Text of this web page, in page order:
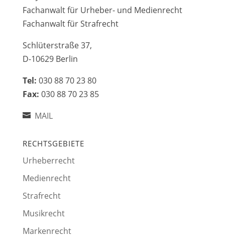
Fachanwalt für Urheber- und Medienrecht
Fachanwalt für Strafrecht
Schlüterstraße 37,
D-10629 Berlin
Tel: 030 88 70 23 80
Fax: 030 88 70 23 85
MAIL
RECHTSGEBIETE
Urheberrecht
Medienrecht
Strafrecht
Musikrecht
Markenrecht